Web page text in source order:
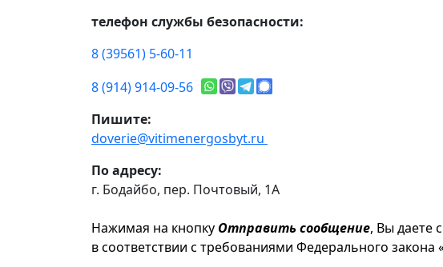
телефон службы безопасности:
8 (39561) 5-60-11
8 (914) 914-09-56
Пишите:
doverie@vitimenergosbyt.ru
По адресу:
г. Бодайбо, пер. Почтовый, 1А
Нажимая на кнопку Отправить сообщение, Вы даете
в соответствии с требованиями Федерального